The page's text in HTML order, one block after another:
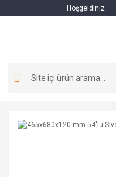
Hoşgeldiniz